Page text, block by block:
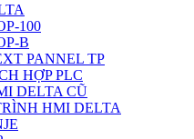
100
B
PANNEL TP
HỢP PLC
DELTA CŨ
HMI DELTA